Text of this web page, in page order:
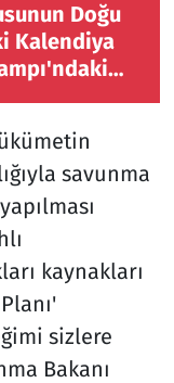
Doğu
Kalendiya
savunma
kaynakları
sizlere
Bakanı